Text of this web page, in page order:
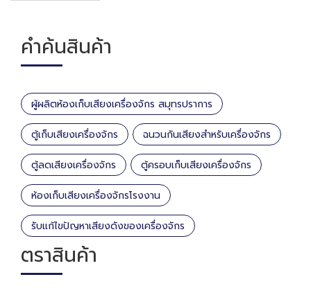
คำค้นสินค้า
ผู้ผลิตห้องเก็บเสียงเครื่องจักร สมุทรปราการ
ตู้เก็บเสียงเครื่องจักร ฉนวนกันเสียงสำหรับเครื่องจักร
ตู้ลดเสียงเครื่องจักร ตู้ครอบเก็บเสียงเครื่องจักร
ห้องเก็บเสียงเครื่องจักรโรงงาน
รับแก้ไขปัญหาเสียงดังของเครื่องจักร
ตราสินค้า